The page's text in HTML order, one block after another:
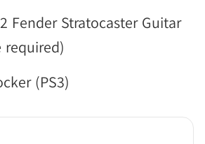
Fender Stratocaster Guitar
required)
(PS3)